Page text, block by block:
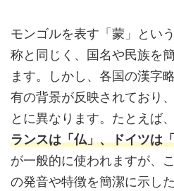
モンゴルを表す「蒙」とい
称と同じく、国名や民族を
ます。しかし、各国の漢字
有の背景が反映されており
とに異なります。たとえば、
ランスは「仏」、ドイツは
が一般的に使われますが、
の発音や特徴を簡潔に示した